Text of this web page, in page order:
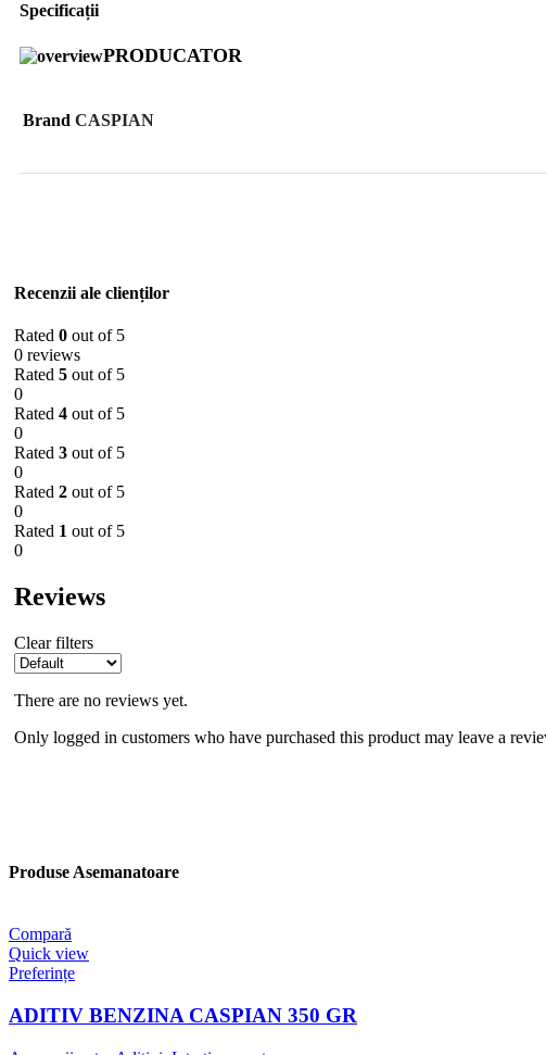
Specificații
PRODUCATOR
Brand CASPIAN
Recenzii ale clienților
Rated 0 out of 5
0 reviews
Rated 5 out of 5
0
Rated 4 out of 5
0
Rated 3 out of 5
0
Rated 2 out of 5
0
Rated 1 out of 5
0
Reviews
Clear filters
There are no reviews yet.
Only logged in customers who have purchased this product may leave a
Produse Asemanatoare
Compară
Quick view
Preferințe
ADITIV BENZINA CASPIAN 350 GR